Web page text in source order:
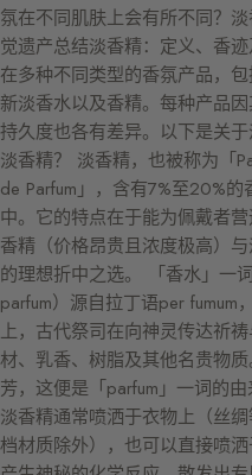
氛在不同肌肤上会有所不同？
觉遗产总结淡香精：定义、香
在多种不同类型的香氛产品，
新淡香水以及香精。每种产品
持久度也各有差异。以下是关
淡香精？ 淡香精，也被称为「
de Parfum」，含有7%至20%
中。它的特点在于能为佩戴者
香精（价格昂贵且浓度极高）
的理想折中之选。 「香水」一
parfum）源自拉丁语per fumum
上，古代祭司在向神灵传达祈
材、乳香、树脂及其他名贵物
芳，这便是「parfum」一词的
淡香精通常喷洒于衣物上（丝
档材质除外），也可以直接喷